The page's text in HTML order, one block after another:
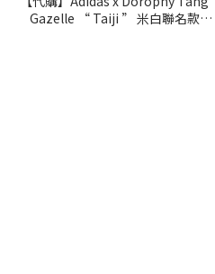
Gazelle “ Taiji ” 米白聯名款